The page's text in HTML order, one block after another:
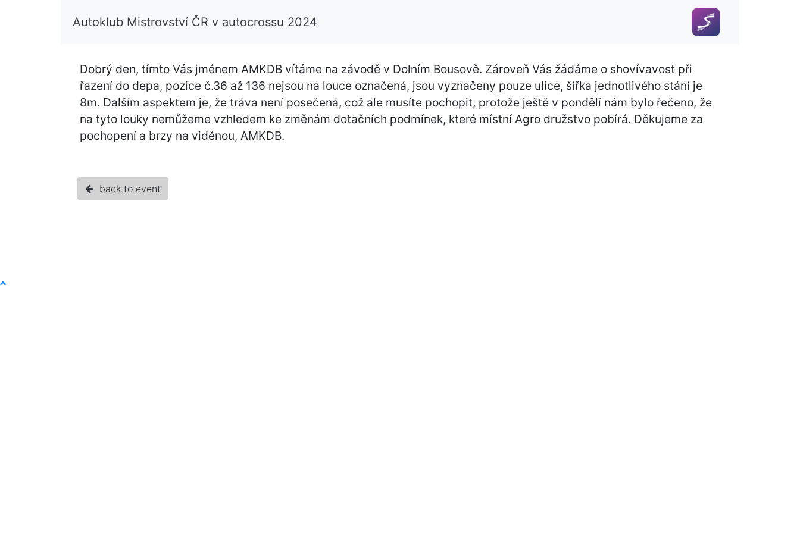
Autoklub Mistrovství ČR v autocrossu 2024
Dobrý den, tímto Vás jménem AMKDB vítáme na závodě v Dolním Bousově. Zároveň Vás žádáme o shovívavost při
řazení do depa, pozice č.36 až 136 nejsou na louce označená, jsou vyznačeny pouze ulice, šířka jednotlivého stání je
8m. Dalším aspektem je, že tráva není posečená, což ale musíte pochopit, protože ještě v pondělí nám bylo řečeno, že
na tyto louky nemůžeme vzhledem ke změnám dotačních podmínek, které místní Agro družstvo pobírá. Děkujeme za
pochopení a brzy na viděnou, AMKDB.
back to event